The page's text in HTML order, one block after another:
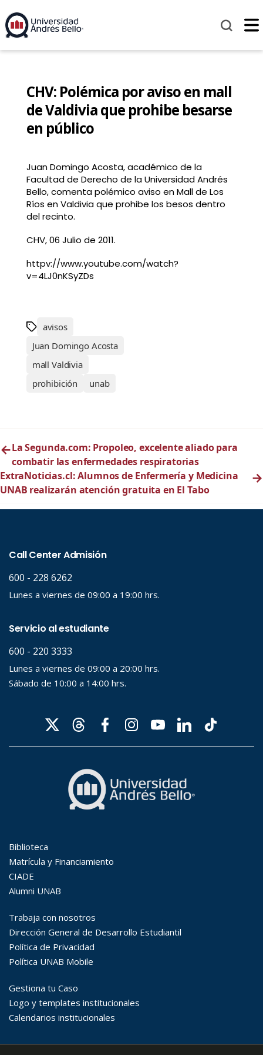
CHV: Polémica por aviso en mall
de Valdivia que prohibe besarse
en público
Juan Domingo Acosta, académico de la
Facultad de Derecho de la Universidad Andrés
Bello, comenta polémico aviso en Mall de Los
Ríos en Valdivia que prohibe los besos dentro
del recinto.
CHV, 06 Julio de 2011.
httpv://www.youtube.com/watch?
v=4LJ0nKSyZDs
avisos
Juan Domingo Acosta
mall Valdivia
prohibición
unab
←La Segunda.com: Propoleo, excelente aliado para
combatir las enfermedades respiratorias
ExtraNoticias.cl: Alumnos de Enfermería y Medicina
UNAB realizarán atención gratuita en El Tabo
→